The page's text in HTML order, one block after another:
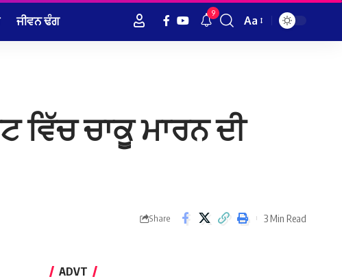
ਜੀਵਨ ਢੰਗ 9
Font
Aa
ਚਾਕੂ ਮਾਰਨ ਦੀ
Share 3 Min Read
ADVT